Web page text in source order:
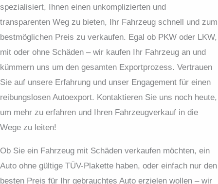
spezialisiert, Ihnen einen unkomplizierten und
transparenten Weg zu bieten, Ihr Fahrzeug schnell und zum
bestmöglichen Preis zu verkaufen. Egal ob PKW oder LKW,
mit oder ohne Schäden – wir kaufen Ihr Fahrzeug an und
kümmern uns um den gesamten Exportprozess. Vertrauen
Sie auf unsere Erfahrung und unser Engagement für einen
reibungslosen Autoexport. Kontaktieren Sie uns noch heute,
um mehr zu erfahren und Ihren Fahrzeugverkauf in die
Wege zu leiten!
Ob Sie ein Fahrzeug mit Schäden verkaufen möchten, ein
Auto ohne gültige TÜV-Plakette haben, oder einfach nur den
besten Preis für Ihr gebrauchtes Auto erzielen wollen – wir